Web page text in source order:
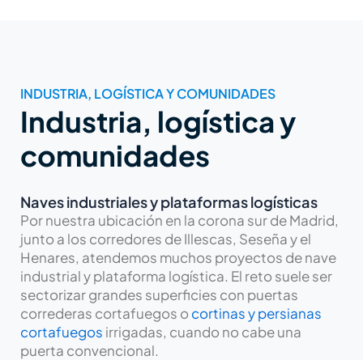
INDUSTRIA, LOGÍSTICA Y COMUNIDADES
Industria, logística y
comunidades
Naves industriales y plataformas logísticas
Por nuestra ubicación en la corona sur de Madrid,
junto a los corredores de Illescas, Seseña y el
Henares, atendemos muchos proyectos de nave
industrial y plataforma logística. El reto suele ser
sectorizar grandes superficies con puertas
correderas cortafuegos o cortinas y persianas
cortafuegos irrigadas, cuando no cabe una
puerta convencional.